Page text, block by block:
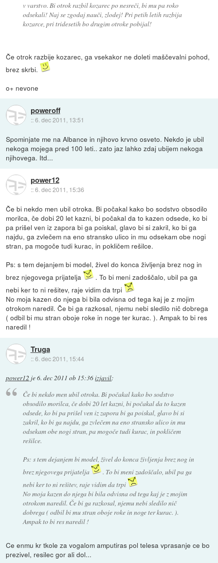
v varstvo. Bi otrok razbil kozarec po nesreči, bi mu pa roko
odsekali! Naj se zgodaj nauči, zlodej! Pri petih letih razbija
kozarce, pri tridesetih bo drugim otroke pobijal!
Če otrok razbije kozarec, ga vsekakor ne doleti maščevalni pohod,
brez skrbi.
o+ nevone
poweroff
::6. dec 2011, 13:51
Spominjate me na Albance in njihovo krvno osveto. Nekdo je ubil
nekoga mojega pred 100 leti.. zato jaz lahko zdaj ubijem nekoga
njihovega. Itd...
power12
::6. dec 2011, 15:36
Če bi nekdo men ubil otroka. Bi počakal kako bo sodstvo obsodilo
morilca, če dobi 20 let kazni, bi počakal da to kazen odsede, ko bi
pa prišel ven iz zapora bi ga poiskal, glavo bi si zakril, ko bi ga
najdu, ga zvlečem na eno stransko ulico in mu odsekam obe nogi
stran, pa mogoče tudi kurac, in pokličem rešilce.
Ps: s tem dejanjem bi model, živel do konca življenja brez nog in
brez njegovega prijatelja
. To bi meni zadoščalo, ubil pa ga
nebi ker to ni rešitev, raje vidim da trpi
No moja kazen do njega bi bila odvisna od tega kaj je z mojim
otrokom naredil. Če bi ga razkosal, njemu nebi sledilo nič dobrega
( odbil bi mu stran oboje roke in noge ter kurac. ). Ampak to bi res
naredil !
Truga
::6. dec 2011, 15:44
power12 je6. dec 2011 ob 15:36izjavil:
Če bi nekdo men ubil otroka. Bi počakal kako bo sodstvo
obsodilo morilca, če dobi 20 let kazni, bi počakal da to kazen
odsede, ko bi pa prišel ven iz zapora bi ga poiskal, glavo bi si
zakril, ko bi ga najdu, ga zvlečem na eno stransko ulico in mu
odsekam obe nogi stran, pa mogoče tudi kurac, in pokličem
rešilce.
Ps: s tem dejanjem bi model, živel do konca življenja brez nog in
brez njegovega prijatelja
. To bi meni zadoščalo, ubil pa ga
nebi ker to ni rešitev, raje vidim da trpi
No moja kazen do njega bi bila odvisna od tega kaj je z mojim
otrokom naredil. Če bi ga razkosal, njemu nebi sledilo nič
dobrega ( odbil bi mu stran oboje roke in noge ter kurac. ).
Ampak to bi res naredil !
Ce enmu kr tkole za vogalom amputiras pol telesa vprasanje ce bo
prezivel, resilec gor ali dol...